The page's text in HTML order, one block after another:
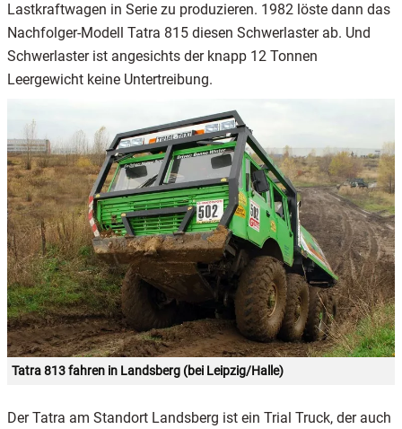
Lastkraftwagen in Serie zu produzieren. 1982 löste dann das
Nachfolger-Modell Tatra 815 diesen Schwerlaster ab. Und
Schwerlaster ist angesichts der knapp 12 Tonnen
Leergewicht keine Untertreibung.
Tatra 813 fahren in Landsberg (bei Leipzig/Halle)
Der Tatra am Standort Landsberg ist ein Trial Truck, der auch